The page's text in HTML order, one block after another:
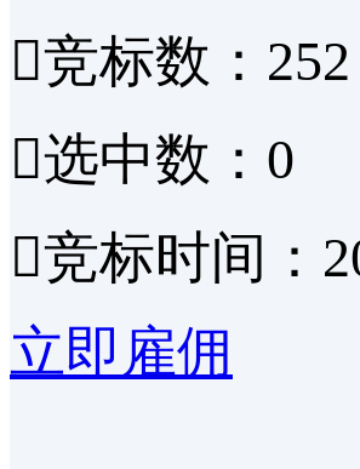
竞标数：252
选中数：0
竞标时间：
立即雇佣